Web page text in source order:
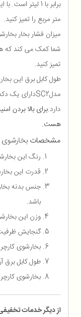
متر مربع را تمیز کنید.
شما کمک می کند که
تمیز کنید.
مدلSC2دارای یک
دارد.برای بالا بردن
هست.
مشخصات
رنگ این
قدرت این بخارشوی 1500
جنس بدنه
باشد.
وزن این بخارشوی 3 کیلو گرم
گنجایش ظرفیت
بخارشوی
طول کابل برق آن 4 متر می
بخارشوی
از دیگر خدمات